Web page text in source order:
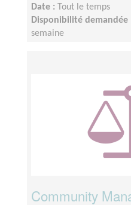
Date :
Tout le temps
Disponibilité demandée
semaine
Community